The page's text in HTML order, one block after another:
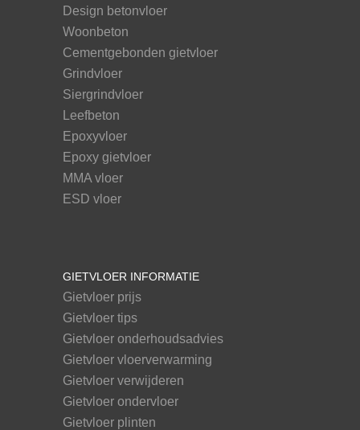
Design betonvloer
Woonbeton
Cementgebonden gietvloer
Grindvloer
Siergrindvloer
Leefbeton
Epoxyvloer
Epoxy gietvloer
MMA vloer
ESD vloer
GIETVLOER INFORMATIE
Gietvloer prijs
Gietvloer tips
Gietvloer onderhoudsadvies
Gietvloer vloerverwarming
Gietvloer verwijderen
Gietvloer ondervloer
Gietvloer plinten